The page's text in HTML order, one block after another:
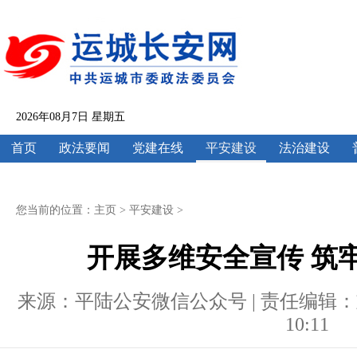
2026年08月7日 星期五
首页 政法要闻 党建在线 平安建设 法治建设
您当前的位置： 主页 > 平安建设 >
开展多维安全宣传 筑
来源：平陆公安微信公众号 | 责任编辑
10:11